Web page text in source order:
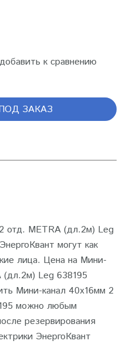
добавить к сравнению
ЗАКАЗ
отд. METRA (дл.2м) Leg
могут как
лица. Цена на Мини-
(дл.2м) Leg 638195
Мини-канал 40х16мм 2
можно любым
резервирования
ЭнергоКвант